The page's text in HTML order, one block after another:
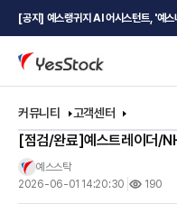
[공지] 예스랭귀지 AI 어시스턴트, '예
커뮤니티 고객센터
[점검/완료]예스트레이더/
예스스탁
2026-06-01 14:20:30
190